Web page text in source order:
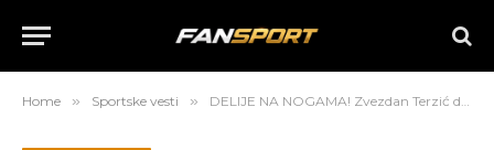
Home » Sportske vesti » DELIJE NA NOGAMA! Zvezdan Terzić dovodi supertalentovanog napadača?!